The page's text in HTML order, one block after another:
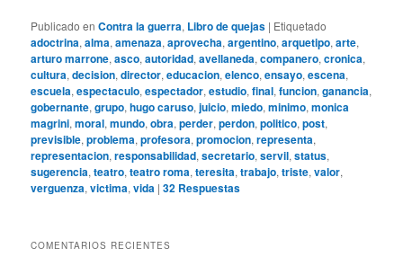
Publicado en Contra la guerra, Libro de quejas | Etiquetado
adoctrina,alma,amenaza,aprovecha,argentino,arquetipo,arte,
arturo marrone,asco,autoridad,avellaneda,companero,cronica,
cultura,decision,director,educacion,elenco,ensayo,escena,
escuela,espectaculo,espectador,estudio,final,funcion,ganancia,
gobernante,grupo,hugo caruso,juicio,miedo,minimo,monica
magrini,moral,mundo,obra,perder,perdon,politico,post,
previsible,problema,profesora,promocion,representa,
representacion,responsabilidad,secretario,servil,status,
sugerencia,teatro,teatro roma,teresita,trabajo,triste,valor,
verguenza,victima,vida |32 Respuestas
COMENTARIOS RECIENTES